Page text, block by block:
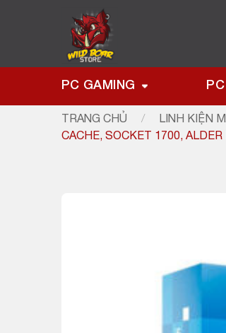
PC GAMING
TRANG CHỦ / LINH KIỆN
CACHE, SOCKET 1700, ALDER